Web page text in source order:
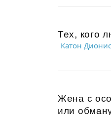
Тех, кого
Катон
Жена с
или